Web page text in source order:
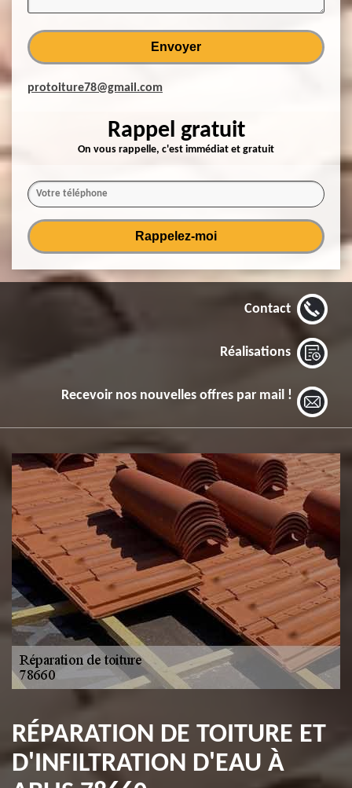
protoiture78@gmail.com
Rappel gratuit
On vous rappelle, c'est immédiat et gratuit
Contact
Réalisations
Recevoir nos nouvelles offres par mail !
RÉPARATION DE TOITURE ET
D'INFILTRATION D'EAU À